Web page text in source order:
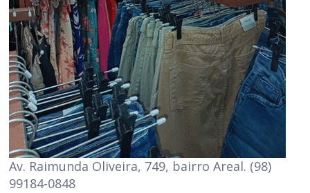
Av. Raimunda Oliveira, 749, bairro Areal. (98)
99184-0848